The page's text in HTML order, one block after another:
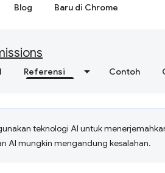
Blog Baru di Chrome
Referensi Contoh
teknologi AI untuk
AI mungkin mengandung kesalahan.